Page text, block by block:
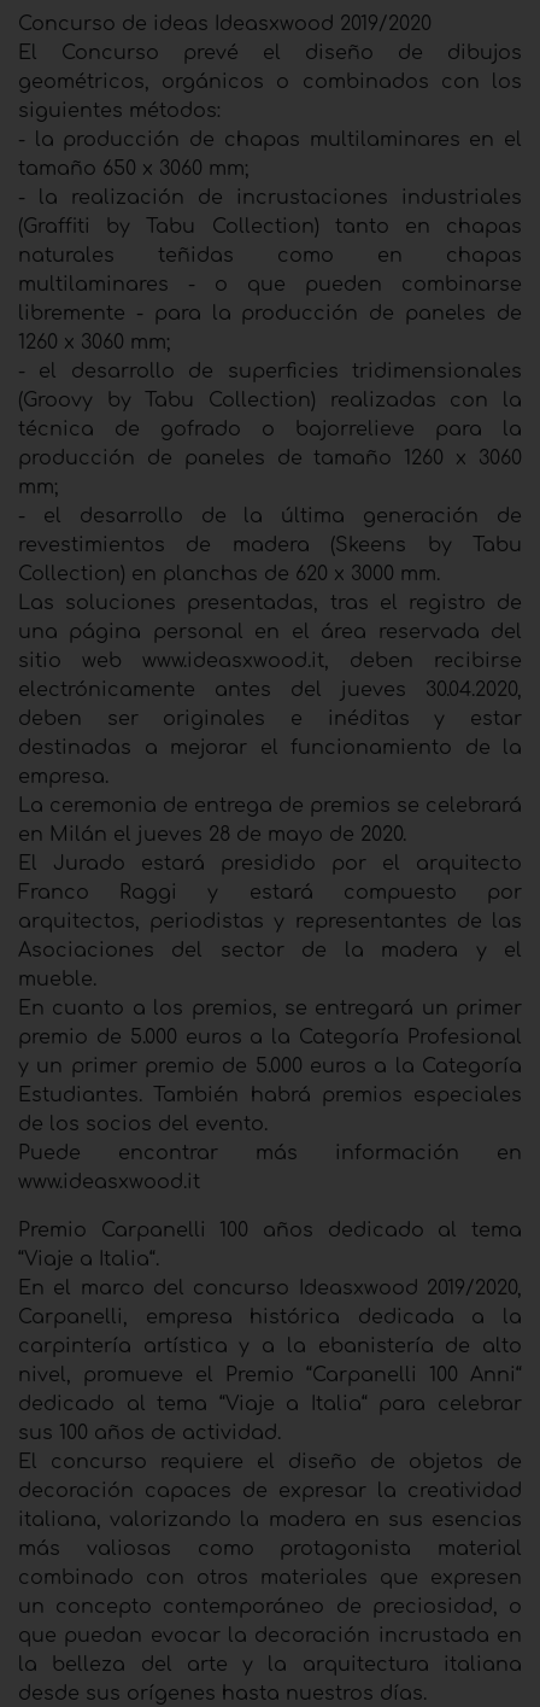
Concurso de ideas Ideasxwood 2019/2020
El Concurso prevé el diseño de dibujos
geométricos, orgánicos o combinados con los
siguientes métodos:
- la producción de chapas multilaminares en el
tamaño 650 x 3060 mm;
- la realización de incrustaciones industriales
(Graffiti by Tabu Collection) tanto en chapas
naturales teñidas como en chapas
multilaminares - o que pueden combinarse
libremente - para la producción de paneles de
1260 x 3060 mm;
- el desarrollo de superficies tridimensionales
(Groovy by Tabu Collection) realizadas con la
técnica de gofrado o bajorrelieve para la
producción de paneles de tamaño 1260 x 3060
mm;
- el desarrollo de la última generación de
revestimientos de madera (Skeens by Tabu
Collection) en planchas de 620 x 3000 mm.
Las soluciones presentadas, tras el registro de
una página personal en el área reservada del
sitio web www.ideasxwood.it, deben recibirse
electrónicamente antes del jueves 30.04.2020,
deben ser originales e inéditas y estar
destinadas a mejorar el funcionamiento de la
empresa.
La ceremonia de entrega de premios se celebrará
en Milán el jueves 28 de mayo de 2020.
El Jurado estará presidido por el arquitecto
Franco Raggi y estará compuesto por
arquitectos, periodistas y representantes de las
Asociaciones del sector de la madera y el
mueble.
En cuanto a los premios, se entregará un primer
premio de 5.000 euros a la Categoría Profesional
y un primer premio de 5.000 euros a la Categoría
Estudiantes. También habrá premios especiales
de los socios del evento.
Puede encontrar más información en
www.ideasxwood.it
Premio Carpanelli 100 años dedicado al tema
“Viaje a Italia“.
En el marco del concurso Ideasxwood 2019/2020,
Carpanelli, empresa histórica dedicada a la
carpintería artística y a la ebanistería de alto
nivel, promueve el Premio “Carpanelli 100 Anni“
dedicado al tema “Viaje a Italia“ para celebrar
sus 100 años de actividad.
El concurso requiere el diseño de objetos de
decoración capaces de expresar la creatividad
italiana, valorizando la madera en sus esencias
más valiosas como protagonista material
combinado con otros materiales que expresen
un concepto contemporáneo de preciosidad, o
que puedan evocar la decoración incrustada en
la belleza del arte y la arquitectura italiana
desde sus orígenes hasta nuestros días.